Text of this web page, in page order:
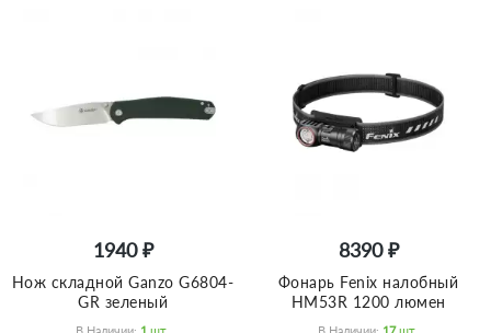
1940 ₽
Нож складной Ganzo G6804-
GR зеленый
8390 ₽
Фонарь Fenix налобный
HM53R 1200 люмен